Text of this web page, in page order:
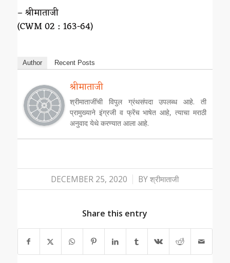
– श्रीमाताजी
(CWM 02 : 163-64)
Author Recent Posts
श्रीमाताजी
श्रीमाताजींची विपुल ग्रंथसंपदा उपलब्ध आहे. ती
प्रामुख्याने इंग्रजी व फ्रेंच भाषेत आहे, त्याचा मराठी
अनुवाद येथे करण्यात आला आहे.
DECEMBER 25, 2020
/ BYश्रीमाताजी
Share this entry